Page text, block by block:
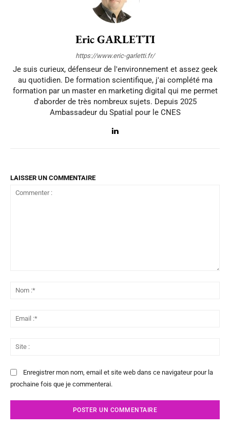
Eric GARLETTI
https://www.eric-garletti.fr/
Je suis curieux, défenseur de l'environnement et assez geek
au quotidien. De formation scientifique, j'ai complété ma
formation par un master en marketing digital qui me permet
d'aborder de très nombreux sujets. Depuis 2025
Ambassadeur du Spatial pour le CNES
LAISSER UN COMMENTAIRE
Enregistrer mon nom, email et site web dans ce navigateur pour la
prochaine fois que je commenterai.